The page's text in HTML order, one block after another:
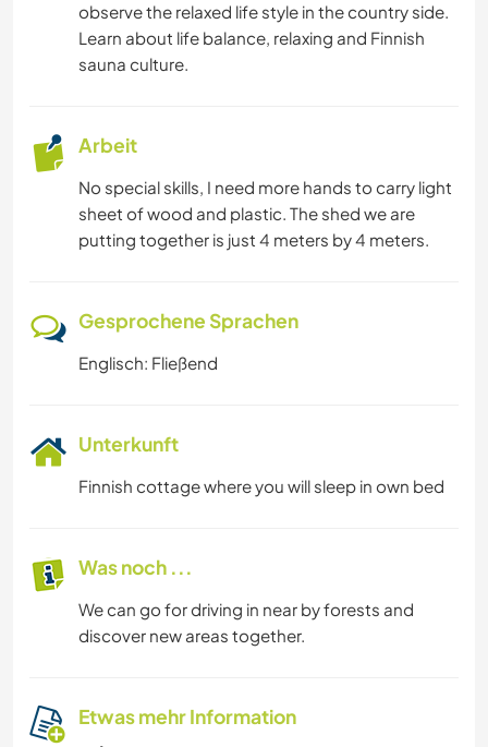
observe the relaxed life style in the country side.
Learn about life balance, relaxing and Finnish
sauna culture.
Arbeit
No special skills, I need more hands to carry light
sheet of wood and plastic. The shed we are
putting together is just 4 meters by 4 meters.
Gesprochene Sprachen
Englisch: Fließend
Unterkunft
Finnish cottage where you will sleep in own bed
Was noch ...
We can go for driving in near by forests and
discover new areas together.
Etwas mehr Information